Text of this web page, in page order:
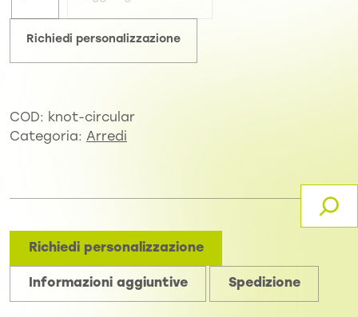
Richiedi personalizzazione
COD: knot-circular
Categoria: Arredi
Richiedi personalizzazione
Informazioni aggiuntive Spedizione